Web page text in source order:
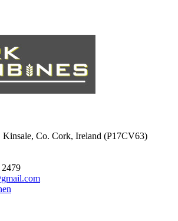
Co. Cork, Ireland (P17CV63)